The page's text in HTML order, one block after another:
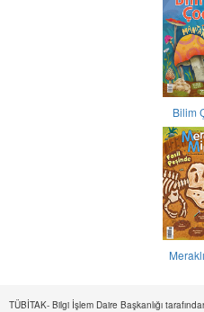
Bilim
TÜBİTAK- Bilgi İşlem Daire Başkanlığı